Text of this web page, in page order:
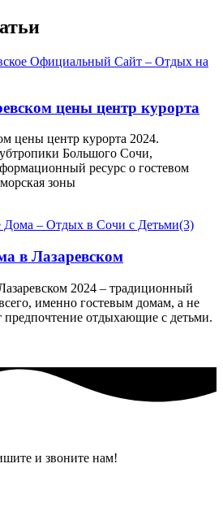
цены центр курорта
цены центр курорта 2024.
Большого Сочи,
ресурс о гостевом
зоны
в Лазаревском
2024 – традиционный
именно гостевым домам, а не
отдыхающие с детьми.
и звоните нам!